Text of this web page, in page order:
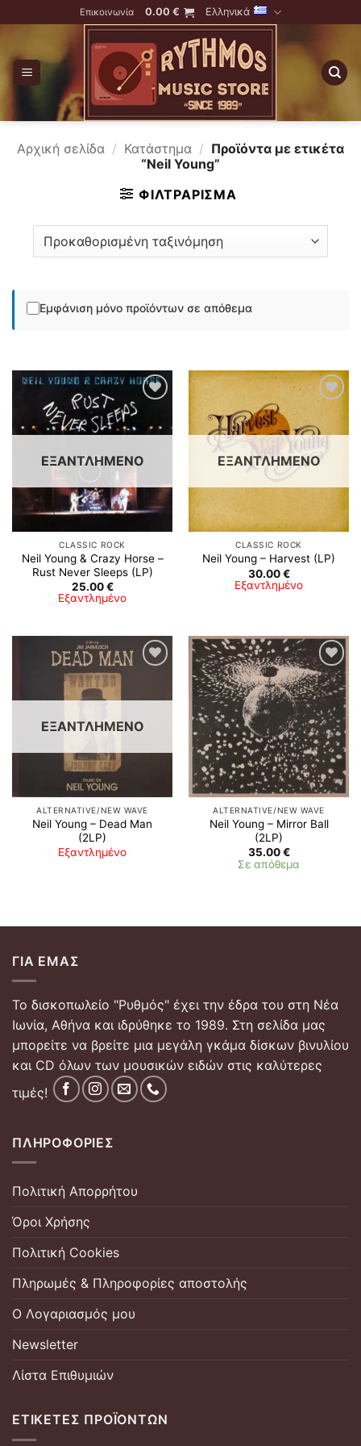
to
Επικοινωνία 0.00 € Ελληνικά
Αρχική σελίδα / Κατάστημα / Προϊόντα με ετικέτα
“Neil Young”
ΦΙΛΤΡΆΡΙΣΜΑ
Εμφάνιση μόνο προϊόντων σε απόθεμα
Προσθήκη
στη λίστα
επιθυμιών
ΕΞΑΝΤΛΗΜΈΝΟ
CLASSIC ROCK
Neil Young & Crazy Horse –
Rust Never Sleeps (LP)
25.00€
Εξαντλημένο
στη λίστα
επιθυμιών
ΕΞΑΝΤΛΗΜΈΝΟ
CLASSIC ROCK
Neil Young – Harvest (LP)
30.00€
Εξαντλημένο
Προσθήκη
επιθυμιών
ΕΞΑΝΤΛΗΜΈΝΟ
ALTERNATIVE/NEW WAVE
Neil Young ‎– Dead Man
(2LP)
Εξαντλημένο
Προσθήκη
στη λίστα
επιθυμιών
ALTERNATIVE/NEW WAVE
Neil Young ‎– Mirror Ball
(2LP)
35.00€
Σε απόθεμα
ΓΙΑ ΕΜΆΣ
Το δισκοπωλείο "Ρυθμός" έχει την έδρα του στη Νέα
Ιωνία, Αθήνα και ιδρύθηκε το 1989. Στη σελίδα μας
μπορείτε να βρείτε μια μεγάλη γκάμα δίσκων βινυλίου
και CD όλων των μουσικών ειδών στις καλύτερες
τιμές!
ΠΛΗΡΟΦΟΡΊΕΣ
Πολιτική Απορρήτου
Όροι Χρήσης
Πολιτική Cookies
Πληρωμές & Πληροφορίες αποστολής
Ο Λογαριασμός μου
Newsletter
Λίστα Επιθυμιών
ΕΤΙΚΈΤΕΣ ΠΡΟΪΌΝΤΩΝ